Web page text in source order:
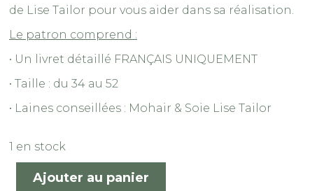
de Lise Tailor pour vous aider dans sa réalisation.
Le patron comprend :
• Un livret détaillé FRANÇAIS UNIQUEMENT
• Taille : du 34 au 52
• Laines conseillées : Mohair & Soie Lise Tailor
1 en stock
Ajouter au panier